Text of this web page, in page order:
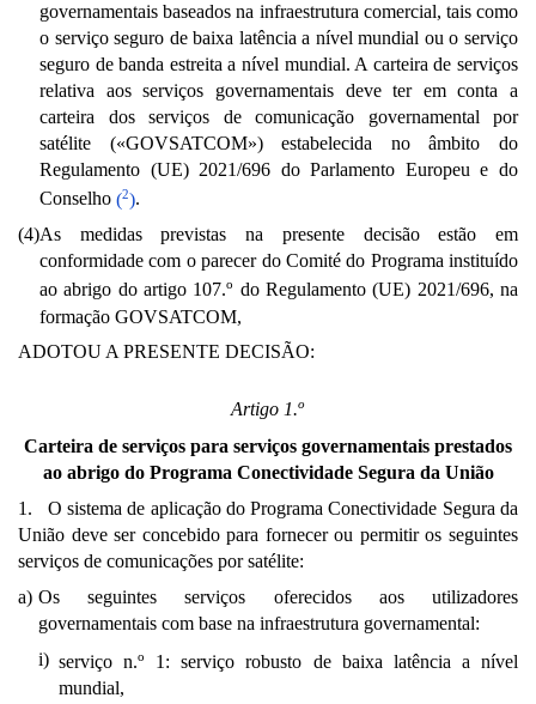
governamentais baseados na infraestrutura comercial, tais como
o serviço seguro de baixa latência a nível mundial ou o serviço
seguro de banda estreita a nível mundial. A carteira de serviços
relativa aos serviços governamentais deve ter em conta a
carteira dos serviços de comunicação governamental por
satélite («GOVSATCOM») estabelecida no âmbito do
Regulamento (UE) 2021/696 do Parlamento Europeu e do
Conselho (2).
(4)As medidas previstas na presente decisão estão em
conformidade com o parecer do Comité do Programa instituído
ao abrigo do artigo 107.o do Regulamento (UE) 2021/696, na
formação GOVSATCOM,
ADOTOU A PRESENTE DECISÃO:
Artigo 1.o
Carteira de serviços para serviços governamentais prestados
ao abrigo do Programa Conectividade Segura da União
1. O sistema de aplicação do Programa Conectividade Segura da
União deve ser concebido para fornecer ou permitir os seguintes
serviços de comunicações por satélite:
a) Os seguintes serviços oferecidos aos utilizadores
governamentais com base na infraestrutura governamental:
i) serviço n.o
1: serviço robusto de baixa latência a nível
mundial,